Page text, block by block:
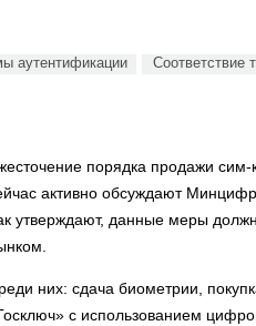
аутентификации Соответствие
порядка продажи сим-
активно обсуждают
утверждают, данные меры
них: сдача биометрии,
с использованием